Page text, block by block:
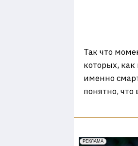
Так что
которых,
именно
понятно,